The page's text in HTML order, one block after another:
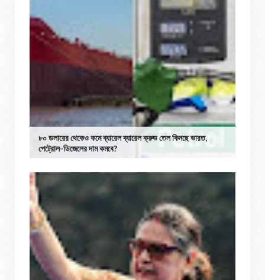
৮০ ডলারের থেকেও কমে ব্যারেল ব্যারেল ক্রুড তেল কিনছে ভারত,
পেট্রোল-ডিজেলের দাম কমবে?